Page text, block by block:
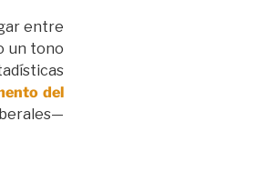
entre
un tono
del